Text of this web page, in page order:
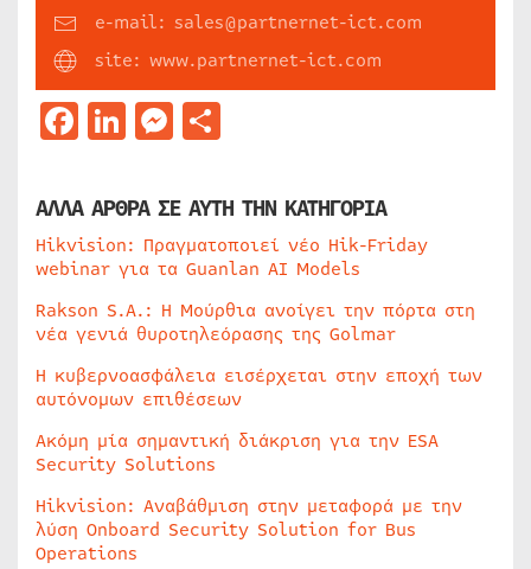
e-mail: sales@partnernet-ict.com
site: www.partnernet-ict.com
Facebook
LinkedIn
Messenger
ΑΛΛΑ ΑΡΘΡΑ ΣΕ ΑΥΤΗ ΤΗΝ ΚΑΤΗΓΟΡΙΑ
Hikvision: Πραγματοποιεί νέο Hik-Friday
webinar για τα Guanlan AI Models
Rakson S.A.: Η Μούρθια ανοίγει την πόρτα στη
νέα γενιά θυροτηλεόρασης της Golmar
Η κυβερνοασφάλεια εισέρχεται στην εποχή των
αυτόνομων επιθέσεων
Ακόμη μία σημαντική διάκριση για την ESA
Security Solutions
Hikvision: Αναβάθμιση στην μεταφορά με την
λύση Onboard Security Solution for Bus
Operations